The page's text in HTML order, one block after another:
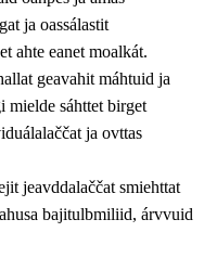
ja oassálastit
ahte eanet moalkát.
geavahit máhtuid ja
mielde sáhttet birget
ja ovttas
jeavddalaččat smiehttat
bajitulbmiliid, árvvuid